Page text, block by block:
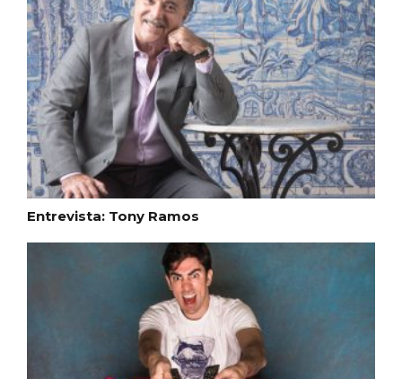
Entrevista: Tony Ramos